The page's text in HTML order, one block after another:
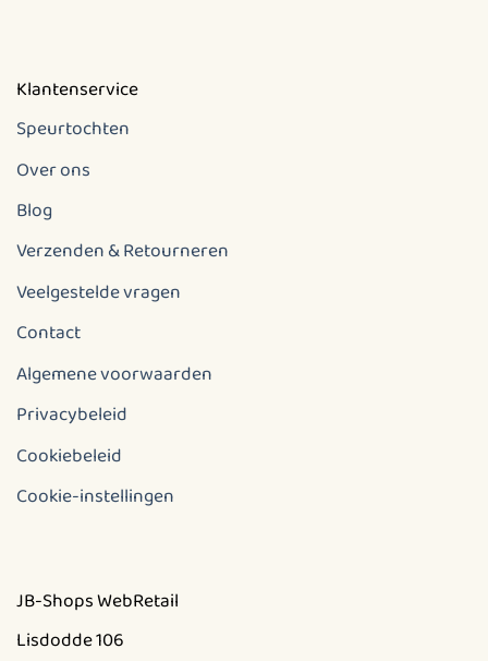
Klantenservice
Speurtochten
Over ons
Blog
Verzenden & Retourneren
Veelgestelde vragen
Contact
Algemene voorwaarden
Privacybeleid
Cookiebeleid
Cookie-instellingen
JB-Shops WebRetail
Lisdodde 106